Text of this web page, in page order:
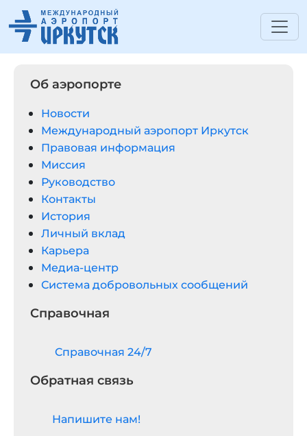
Об аэропорте
Новости
Международный аэропорт Иркутск
Правовая информация
Миссия
Руководство
Контакты
История
Личный вклад
Карьера
Медиа-центр
Система добровольных сообщений
Справочная
Cправочная 24/7
Обратная связь
Напишите нам!